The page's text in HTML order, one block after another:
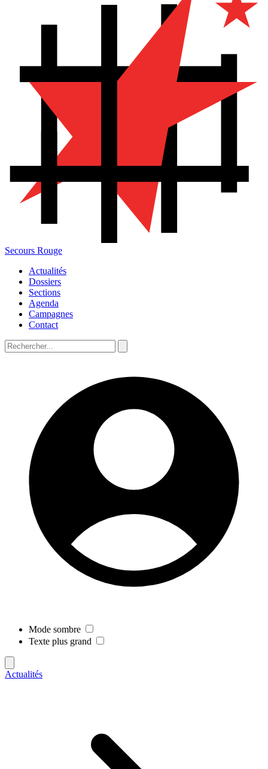
Secours Rouge
Actualités
Dossiers
Sections
Agenda
Campagnes
Contact
Mode sombre
Texte plus grand
Actualités